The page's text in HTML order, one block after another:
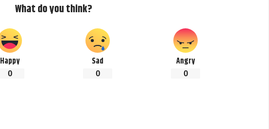
What do you think?
Happy
0
Sad
0
Angry
0